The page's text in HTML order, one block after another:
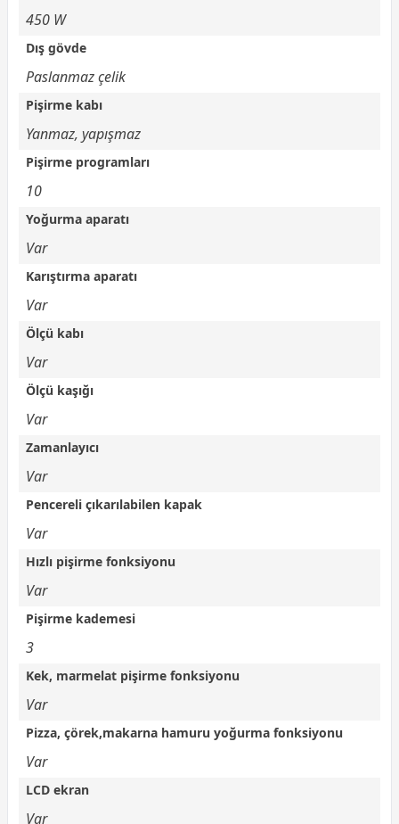
450 W
Dış gövde
Paslanmaz çelik
Pişirme kabı
Yanmaz, yapışmaz
Pişirme programları
10
Yoğurma aparatı
Var
Karıştırma aparatı
Var
Ölçü kabı
Var
Ölçü kaşığı
Var
Zamanlayıcı
Var
Pencereli çıkarılabilen kapak
Var
Hızlı pişirme fonksiyonu
Var
Pişirme kademesi
3
Kek, marmelat pişirme fonksiyonu
Var
Pizza, çörek,makarna hamuru yoğurma fonksiyonu
Var
LCD ekran
Var